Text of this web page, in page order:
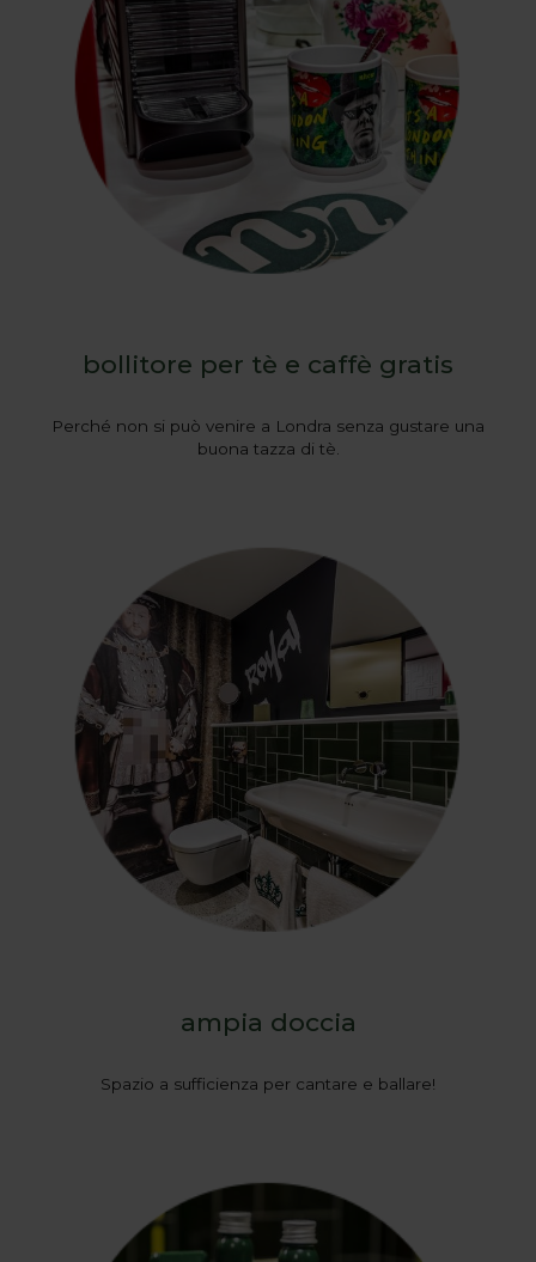
bollitore per tè e caffè gratis
Perché non si può venire a Londra senza gustare una
buona tazza di tè.
ampia doccia
Spazio a sufficienza per cantare e ballare!